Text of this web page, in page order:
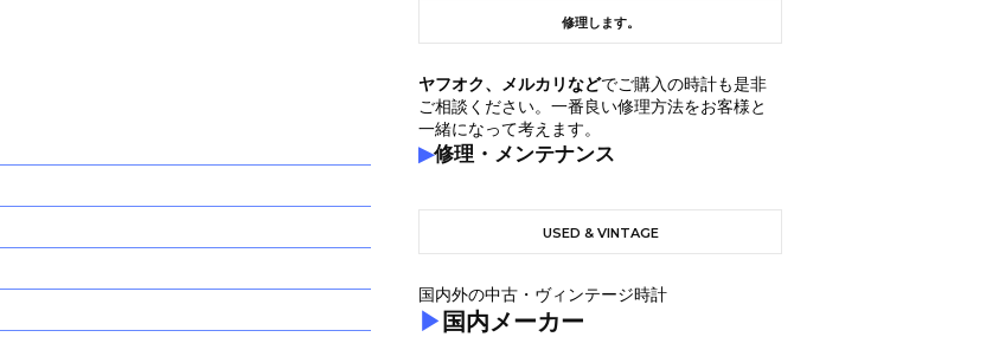
修理します。
ヤフオク、メルカリなどでご購入の時計も是非
ご相談ください。一番良い修理方法をお客様と
一緒になって考えます。
▶修理・メンテナンス
USED & VINTAGE
国内外の中古・ヴィンテージ時計
▶ 国内メーカー